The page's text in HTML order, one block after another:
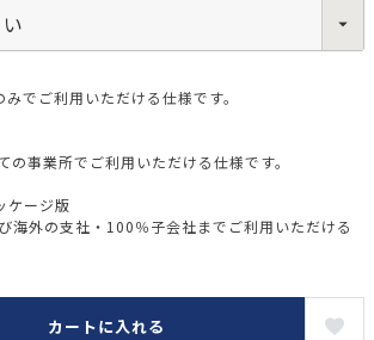
でご利用いただける仕様です。
事業所でご利用いただける仕様です。
ケージ版
海外の支社・100％子会社までご利用いただける
カートに入れる